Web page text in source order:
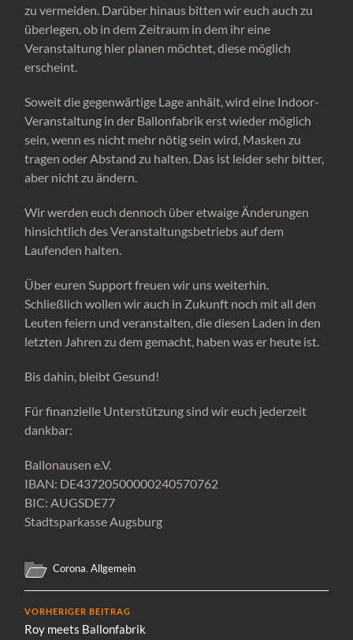
zu vermeiden. Darüber hinaus bitten wir euch auch zu
überlegen, ob in dem Zeitraum in dem ihr eine
Veranstaltung hier planen möchtet, diese möglich
erscheint.
Soweit die gegenwärtige Lage anhält, wird eine Indoor-
Veranstaltung in der Ballonfabrik erst wieder möglich
sein, wenn es nicht mehr nötig sein wird, Masken zu
tragen oder Abstand zu halten. Das ist leider sehr bitter,
aber nicht zu ändern.
Wir werden euch dennoch über etwaige Änderungen
hinsichtlich des Veranstaltungsbetriebs auf dem
Laufenden halten.
Über euren Support freuen wir uns weiterhin.
Schließlich wollen wir auch in Zukunft noch mit all den
Leuten feiern und veranstalten, die diesen Laden in den
letzten Jahren zu dem gemacht, haben was er heute ist.
Bis dahin, bleibt Gesund!
Für finanzielle Unterstützung sind wir euch jederzeit
dankbar:
Ballonausen e.V.
IBAN: DE43720500000240570762
BIC: AUGSDE77
Stadtsparkasse Augsburg
Corona,Allgemein
VORHERIGER BEITRAG
Roy meets Ballonfabrik